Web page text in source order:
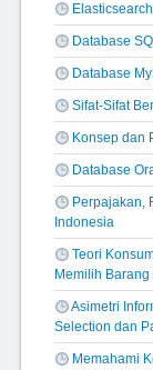
Elasticsearch
Database
Database
Sifat-Sifat
Konsep dan
Database
Perpajakan,
Indonesia
Teori
Memilih
Asimetri
Selection dan
Memahami